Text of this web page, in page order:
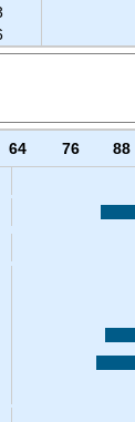
64 76 88